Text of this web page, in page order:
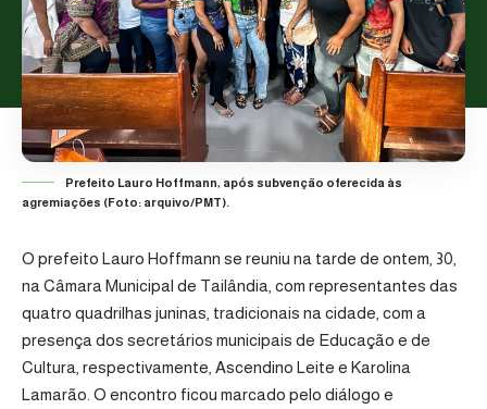
Prefeito Lauro Hoffmann, após subvenção oferecida às
agremiações (Foto: arquivo/PMT).
O prefeito Lauro Hoffmann se reuniu na tarde de ontem, 30,
na Câmara Municipal de Tailândia, com representantes das
quatro quadrilhas juninas, tradicionais na cidade, com a
presença dos secretários municipais de Educação e de
Cultura, respectivamente, Ascendino Leite e Karolina
Lamarão. O encontro ficou marcado pelo diálogo e